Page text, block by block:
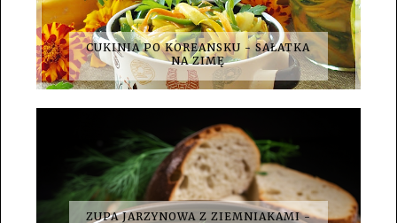
CUKINIA PO KOREANSKU - SAŁATKA
NA ZIMĘ
ZUPA JARZYNOWA Z ZIEMNIAKAMI -